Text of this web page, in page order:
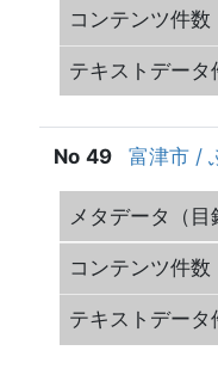
富津市 /
49